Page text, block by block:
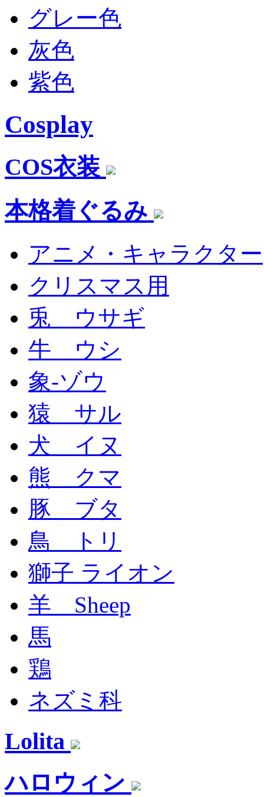
グレー色
灰色
紫色
Cosplay
COS衣装
本格着ぐるみ
アニメ・キャラクター
クリスマス用
兎 ウサギ
牛 ウシ
象-ゾウ
猿 サル
犬 イヌ
熊 クマ
豚 ブタ
鳥 トリ
獅子 ライオン
羊 Sheep
馬
鶏
ネズミ科
Lolita
ハロウィン